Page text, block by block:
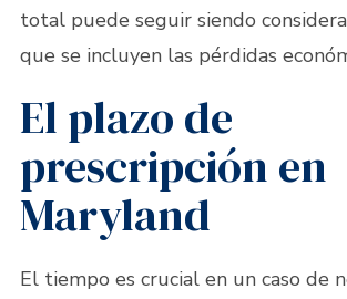
total puede seguir siendo
que se incluyen las pérdidas
El plazo de
prescripción en
Maryland
El tiempo es crucial en un caso de